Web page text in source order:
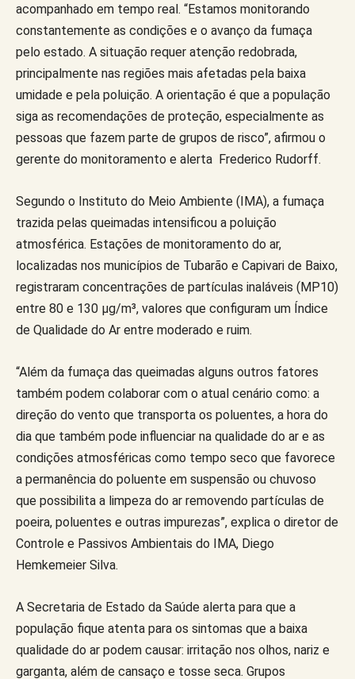
acompanhado em tempo real. “Estamos monitorando
constantemente as condições e o avanço da fumaça
pelo estado. A situação requer atenção redobrada,
principalmente nas regiões mais afetadas pela baixa
umidade e pela poluição. A orientação é que a população
siga as recomendações de proteção, especialmente as
pessoas que fazem parte de grupos de risco”, afirmou o
gerente do monitoramento e alerta Frederico Rudorff.
Segundo o Instituto do Meio Ambiente (IMA), a fumaça
trazida pelas queimadas intensificou a poluição
atmosférica. Estações de monitoramento do ar,
localizadas nos municípios de Tubarão e Capivari de Baixo,
registraram concentrações de partículas inaláveis (MP10)
entre 80 e 130 μg/m³, valores que configuram um Índice
de Qualidade do Ar entre moderado e ruim.
“Além da fumaça das queimadas alguns outros fatores
também podem colaborar com o atual cenário como: a
direção do vento que transporta os poluentes, a hora do
dia que também pode influenciar na qualidade do ar e as
condições atmosféricas como tempo seco que favorece
a permanência do poluente em suspensão ou chuvoso
que possibilita a limpeza do ar removendo partículas de
poeira, poluentes e outras impurezas”, explica o diretor de
Controle e Passivos Ambientais do IMA, Diego
Hemkemeier Silva.
A Secretaria de Estado da Saúde alerta para que a
população fique atenta para os sintomas que a baixa
qualidade do ar podem causar: irritação nos olhos, nariz e
garganta, além de cansaço e tosse seca. Grupos